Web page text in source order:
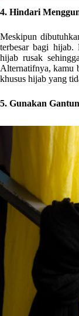
4. Hindari
Meskipun
terbesar bagi hijab.
hijab rusak
Alternatifnya, kamu
khusus hijab yang
5. Gunakan